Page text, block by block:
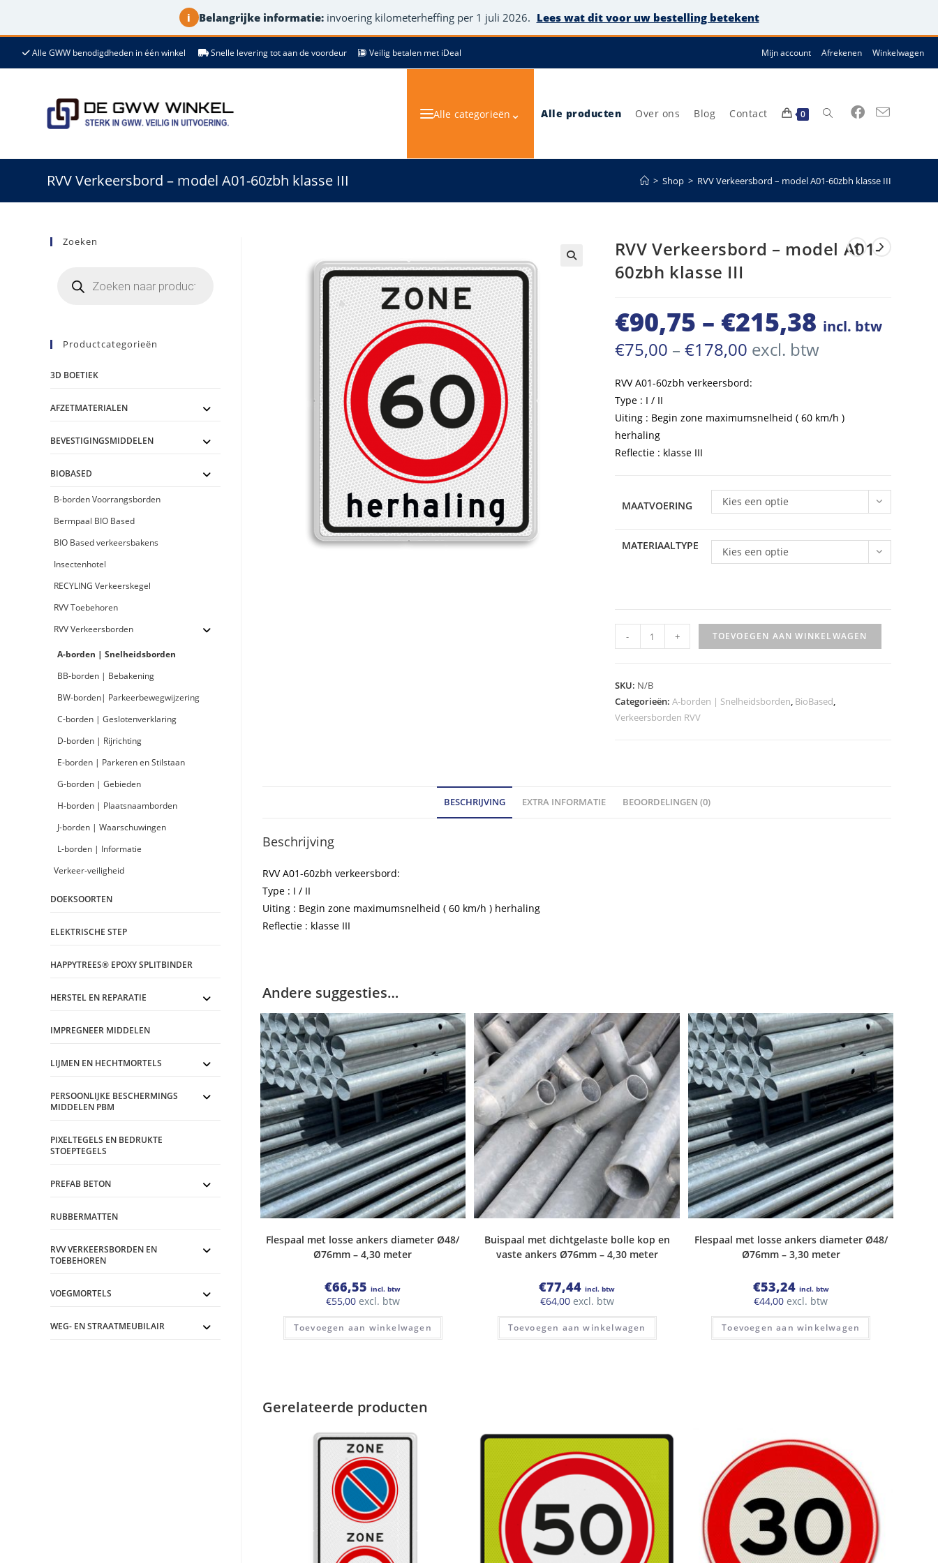
i Belangrijke informatie:invoering kilometerheffing per 1 juli 2026. Lees wat dit voor uw bestelling betekent
Mijn account Afrekenen Winkelwagen
Alle GWW benodigdheden in één winkel Snelle levering tot aan de voordeur Veilig betalen met iDeal
Alle categorieën ⌄ Alle producten Over ons Blog Contact 0 Toggle
site
RVV Verkeersbord – model A01-60zbh klasse III > Shop > RVV Verkeersbord – model A01-60zbh klasse III
RVV Verkeersbord – model A01-
60zbh klasse III
€90,75 – €215,38Prijsklasse:
incl. btw
€75,00 – €178,00 Prijsklasse:
€75,00
€178,00
excl. btw
RVV A01-60zbh verkeersbord:
Type : I / II
Uiting : Begin zone maximumsnelheid ( 60 km/h )
herhaling
Reflectie : klasse III
MAATVOERING Kies een optie
MATERIAALTYPE Kies een optie
Verkeersbord
model
A01-
60zbh
- + TOEVOEGEN AAN WINKELWAGEN
SKU: N/B
Categorieën: A-borden | Snelheidsborden, BioBased,
Verkeersborden RVV
BESCHRIJVING EXTRA INFORMATIE BEOORDELINGEN (0)
Beschrijving
RVV A01-60zbh verkeersbord:
Type : I / II
Uiting : Begin zone maximumsnelheid ( 60 km/h ) herhaling
Reflectie : klasse III
Andere suggesties…
Flespaal met losse ankers diameter Ø48/
Ø76mm – 4,30 meter
€66,55 incl. btw
€55,00excl. btw
Toevoegen aan winkelwagen
Buispaal met dichtgelaste bolle kop en
vaste ankers Ø76mm – 4,30 meter
€77,44 incl. btw
€64,00excl. btw
Toevoegen aan winkelwagen
Flespaal met losse ankers diameter Ø48/
Ø76mm – 3,30 meter
€53,24 incl. btw
€44,00 excl. btw
Toevoegen aan winkelwagen
Gerelateerde producten
Zoeken
zoeken
Productcategorieën
3D BOETIEK
AFZETMATERIALEN
BEVESTIGINGSMIDDELEN
BIOBASED
B-borden Voorrangsborden
Bermpaal BIO Based
BIO Based verkeersbakens
Insectenhotel
RECYLING Verkeerskegel
RVV Toebehoren
RVV Verkeersborden
A-borden | Snelheidsborden
BB-borden | Bebakening
BW-borden| Parkeerbewegwijzering
C-borden | Geslotenverklaring
D-borden | Rijrichting
E-borden | Parkeren en Stilstaan
G-borden | Gebieden
H-borden | Plaatsnaamborden
J-borden | Waarschuwingen
L-borden | Informatie
Verkeer-veiligheid
DOEKSOORTEN
ELEKTRISCHE STEP
HAPPYTREES® EPOXY SPLITBINDER
HERSTEL EN REPARATIE
IMPREGNEER MIDDELEN
LIJMEN EN HECHTMORTELS
PERSOONLIJKE BESCHERMINGS
MIDDELEN PBM
PIXELTEGELS EN BEDRUKTE
STOEPTEGELS
PREFAB BETON
RUBBERMATTEN
RVV VERKEERSBORDEN EN
TOEBEHOREN
VOEGMORTELS
WEG- EN STRAATMEUBILAIR